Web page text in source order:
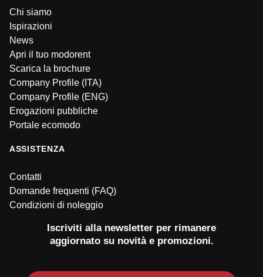
Chi siamo
Ispirazioni
News
Apri il tuo modorent
Scarica la brochure
Company Profile (ITA)
Company Profile (ENG)
Erogazioni pubbliche
Portale ecomodo
ASSISTENZA
Contatti
Domande frequenti (FAQ)
Condizioni di noleggio
Iscriviti alla newsletter per rimanere
aggiornato su novità e promozioni.